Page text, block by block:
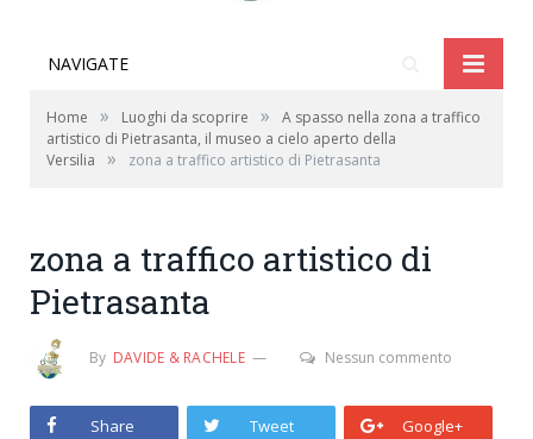
NAVIGATE
Home » Luoghi da scoprire »
A spasso nella zona a traffico
artistico di Pietrasanta, il museo a cielo aperto della
Versilia
» zona a traffico artistico di Pietrasanta
zona a traffico artistico di
Pietrasanta
By DAVIDE & RACHELE Nessun commento
Share Tweet Google+